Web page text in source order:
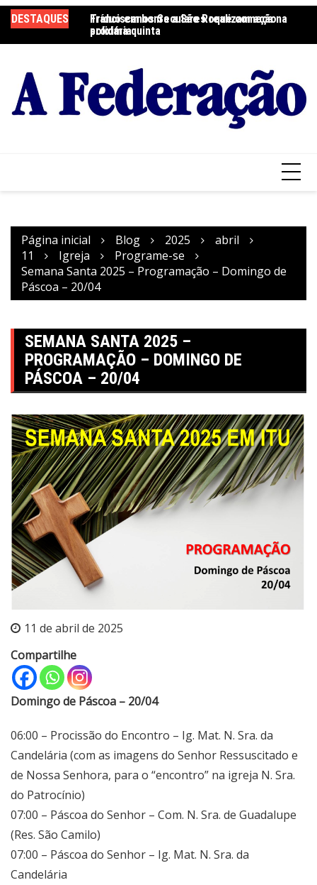
para
o
DESTAQUES
Tríduo em honra a São Roque começa na
próxima quinta
Franciscanos Seculares realizam ação
solidária
Página inicial Blog 2025
abril
11
Igreja
Programe-se
Semana Santa 2025 – Programação – Domingo de
Páscoa – 20/04
SEMANA SANTA 2025 –
PROGRAMAÇÃO – DOMINGO DE
PÁSCOA – 20/04
11 de abril de 2025
Compartilhe
Domingo de Páscoa – 20/04
06:00 – Procissão do Encontro – Ig. Mat. N. Sra. da
Candelária (com as imagens do Senhor Ressuscitado e
de Nossa Senhora, para o “encontro” na igreja N. Sra.
do Patrocínio)
07:00 – Páscoa do Senhor – Com. N. Sra. de Guadalupe
(Res. São Camilo)
07:00 – Páscoa do Senhor – Ig. Mat. N. Sra. da
Candelária